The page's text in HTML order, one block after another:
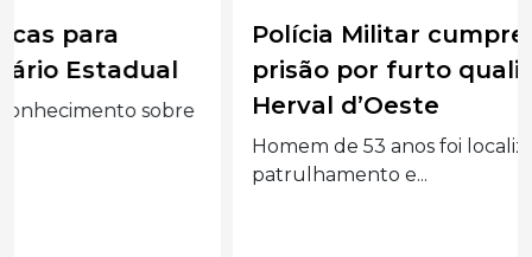
Polícia Militar cumpre mandado de
prisão por furto qualificado em
Herval d’Oeste
Homem de 53 anos foi localizado durante